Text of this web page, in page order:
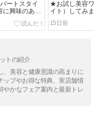
ートスタイ
に興味のある
★お試し美容
イト）してみ
15日前
トの紹介
、美容と健康意識の高まりに
ップやお得な特典、実店舗情
やかなフェア案内と最新トレ